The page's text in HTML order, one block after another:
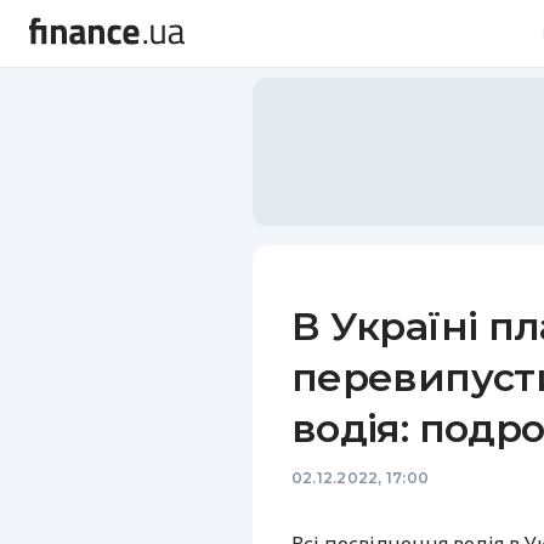
В Україні
водія:
02.12.2022, 17:00